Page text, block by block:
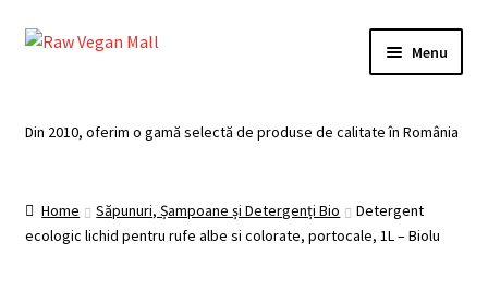
Skip
Skip
Menu
Categorii
Din 2010, oferim o gamă selectă de produse de calitate în România
Home Săpunuri, Șampoane și Detergenți Bio
Detergent
ecologic lichid pentru rufe albe si colorate, portocale, 1L – Biolu